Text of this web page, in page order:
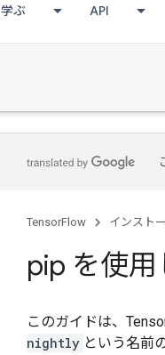
学ぶ API
TensorFlow インスト
pip を使
このガイドは、
nightly という名前